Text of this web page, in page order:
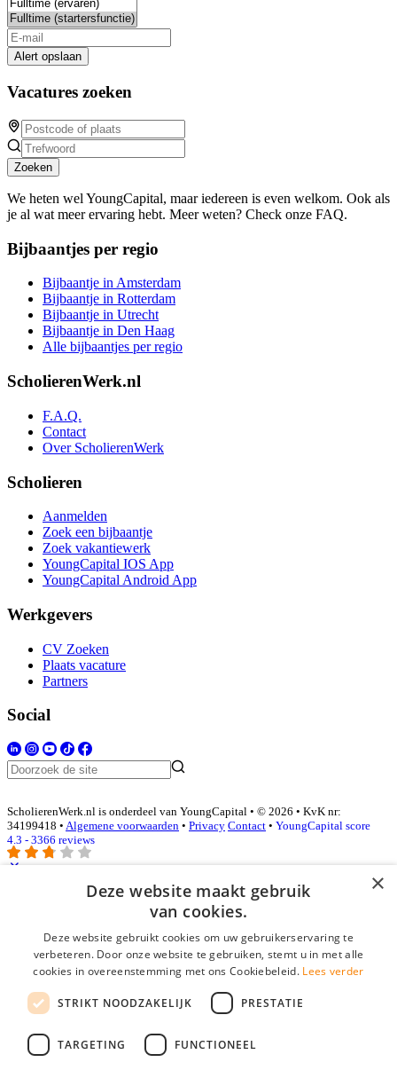
Alert opslaan
Vacatures zoeken
Zoeken
We heten wel YoungCapital, maar iedereen is even welkom. Ook als
je al wat meer ervaring hebt. Meer weten? Check onze FAQ.
Bijbaantjes per regio
Bijbaantje in Amsterdam
Bijbaantje in Rotterdam
Bijbaantje in Utrecht
Bijbaantje in Den Haag
Alle bijbaantjes per regio
ScholierenWerk.nl
F.A.Q.
Contact
Over ScholierenWerk
Scholieren
Aanmelden
Zoek een bijbaantje
Zoek vakantiewerk
YoungCapital IOS App
YoungCapital Android App
Werkgevers
CV Zoeken
Plaats vacature
Partners
Social
ScholierenWerk.nl is onderdeel van YoungCapital • © 2026 • KvK nr:
34199418 • Algemene voorwaarden • Privacy Contact • YoungCapital score
4.3 - 3366 reviews
Inloggen als bedrijf
E-mail*
Wachtwoord
login gegevens onthouden
login
×
Deze website maakt gebruik
van cookies.
Deze website gebruikt cookies om uw gebruikerservaring te
verbeteren. Door onze website te gebruiken, stemt u in met alle
cookies in overeenstemming met ons Cookiebeleid. Lees verder
STRIKT NOODZAKELIJK PRESTATIE
TARGETING FUNCTIONEEL